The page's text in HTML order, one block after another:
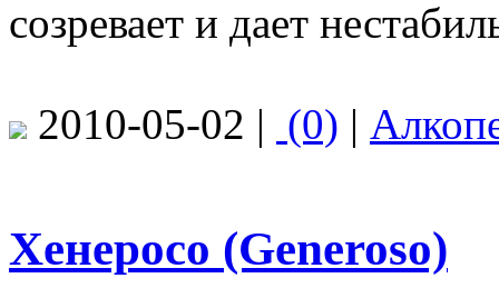
созревает и дает
2010-05-02 | (0) |
Хенеросо (Generoso)